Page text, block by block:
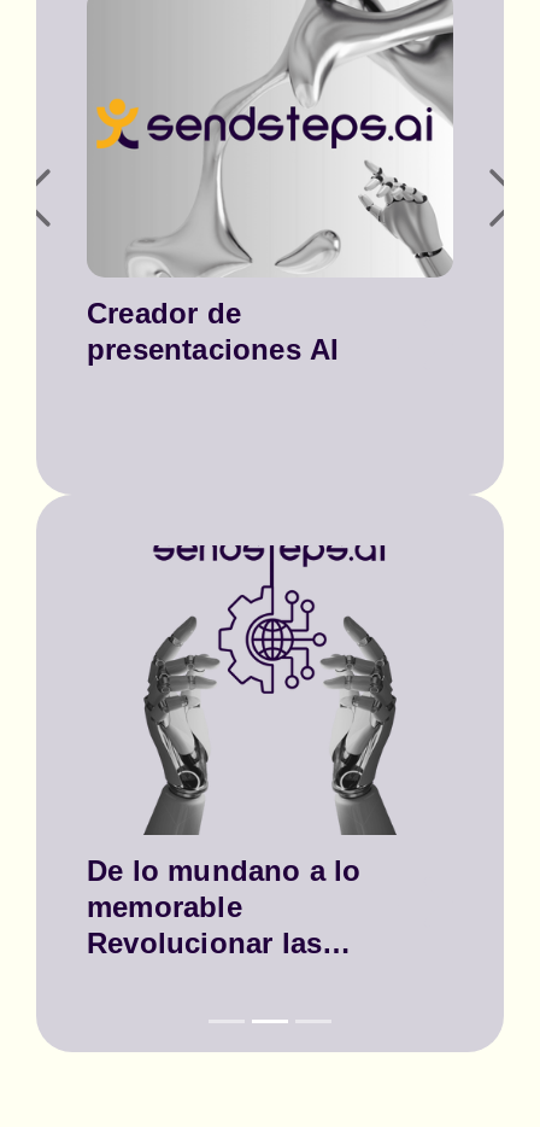
Creador de
presentaciones AI
De lo mundano a lo
memorable
Revolucionar las
tecnología de IA y
Sendsteps.ai